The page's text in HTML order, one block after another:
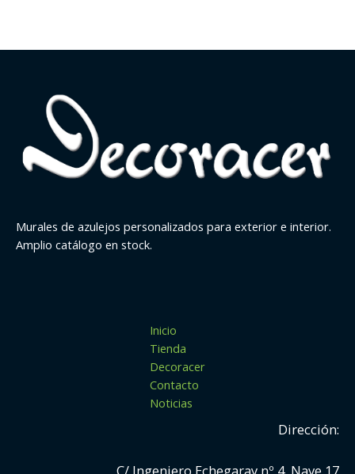
Murales de azulejos personalizados para exterior e interior.
Amplio catálogo en stock.
Inicio
Tienda
Decoracer
Contacto
Noticias
Dirección: